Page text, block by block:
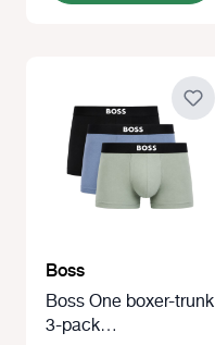
Boss
Boss One boxer-trunk
3-pack